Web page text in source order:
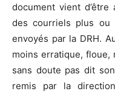
document vient
des courriels plus ou
envoyés par la DRH.
moins erratique, floue,
sans doute pas dit
remis par la